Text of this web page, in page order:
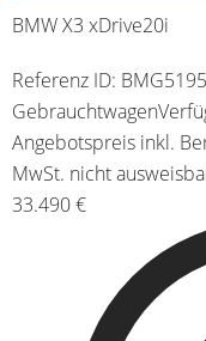
BMW X3 xDrive20i
Referenz ID:
Gebrauchtwagen
Angebotspreis inkl.
MwSt. nicht
33.490 €